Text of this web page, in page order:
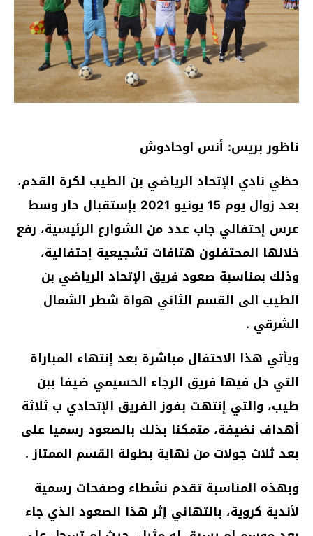
ناظور بريس: أنس اوحادوش
حظي نادي الإتحاد الرياضي بن الطيب لكرة القدم،
بعد زوال يوم 15 يونيو 2021 بإستقبال حار وسط
عرس إحتفالي جاب عدد من الشوارع الرئيسية، رفع
خلالها المحتفلون هتافات تشجيعية إحتفالية،
وذلك بمناسبة صعود فريق الإتحاد الرياضي بن
الطيب الى القسم الثاني هواة شطر الشمال
الشرقي .
ويأتي هذا الاحتفال مباشرة بعد إنتهاء المباراة
التي حل فيها فريق الرجاء الحسيمي ضيفا ببن
طيب، والتي إنتهت بفوز الفريق الإتحادي ب ثلاثة
أهداف نضيفة، متمكنا بذلك بالصعود رسميا على
بعد ثلاث جولات من نهاية بطولة القسم الممتاز .
وبهذه المناسبة تقدم نشطاء وصفحات رسمية
لأندية كروية، بالتهاني إثر هذا الصعود الذي جاء